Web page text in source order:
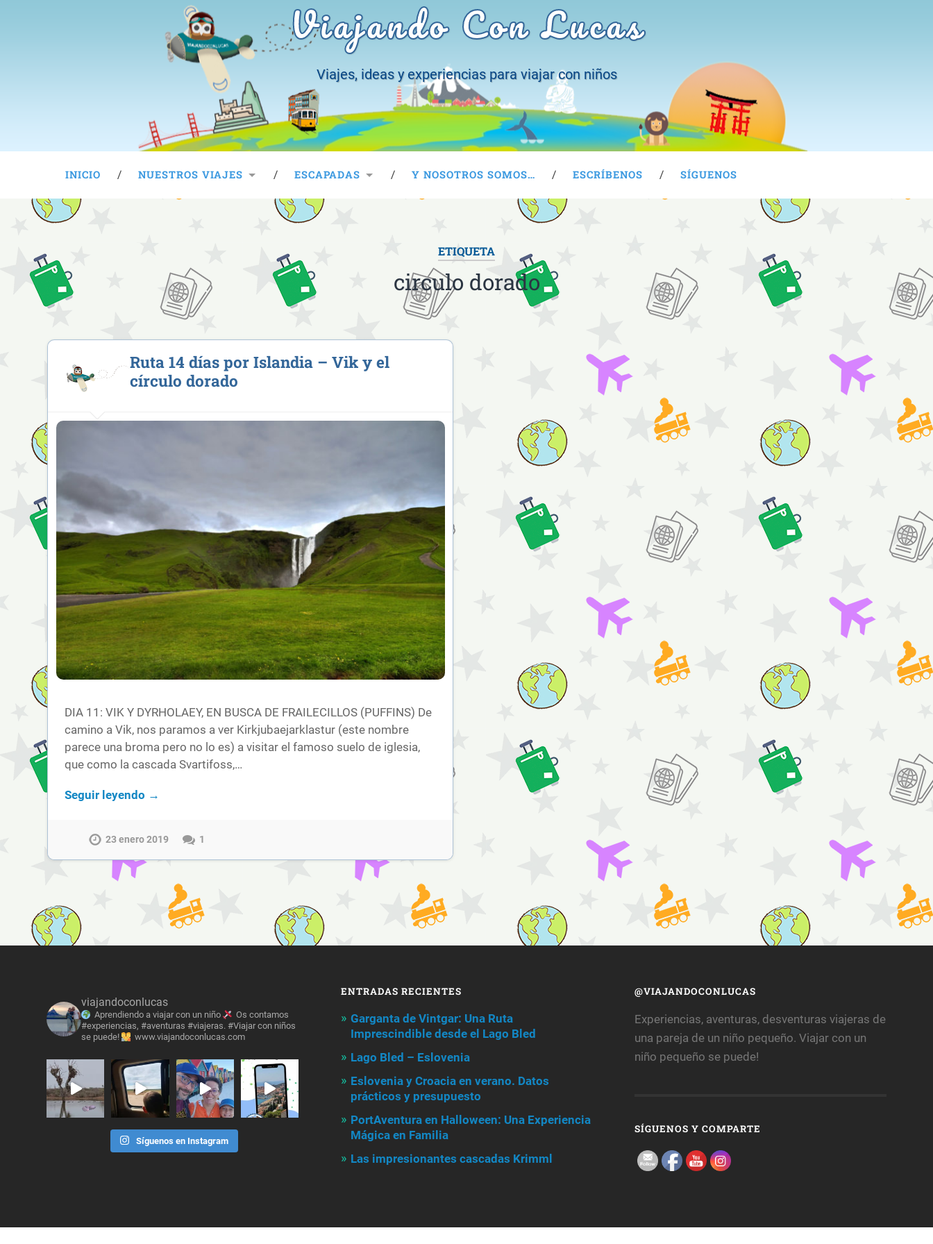
Viajando Con Lucas
Viajes, ideas y experiencias para viajar con niños
INICIO NUESTROS VIAJES ESCAPADAS Y NOSOTROS SOMOS… ESCRÍBENOS SÍGUENOS
ETIQUETA
circulo dorado
Ruta 14 días por Islandia – Vik y el
círculo dorado
DIA 11: VIK Y DYRHOLAEY, EN BUSCA DE FRAILECILLOS (PUFFINS) De
camino a Vik, nos paramos a ver Kirkjubaejarklastur (este nombre
parece una broma pero no lo es) a visitar el famoso suelo de iglesia,
que como la cascada Svartifoss,…
Seguir leyendo →
23 enero 2019 1
viajandoconlucas
Aprendiendo a viajar con un niño
Os contamos
#experiencias, #aventuras #viajeras. #Viajar con niños
se puede!
www.viajandoconlucas.com
Síguenos en Instagram
ENTRADAS RECIENTES
Garganta de Vintgar: Una Ruta
Imprescindible desde el Lago Bled
Lago Bled – Eslovenia
Eslovenia y Croacia en verano. Datos
prácticos y presupuesto
PortAventura en Halloween: Una Experiencia
Mágica en Familia
Las impresionantes cascadas Krimml
@VIAJANDOCONLUCAS
Experiencias, aventuras, desventuras viajeras de
una pareja de un niño pequeño. Viajar con un
niño pequeño se puede!
SÍGUENOS Y COMPARTE